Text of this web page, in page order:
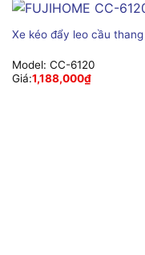
Xe kéo đẩy leo cầu
Model: CC-6120
Giá:1,188,000₫